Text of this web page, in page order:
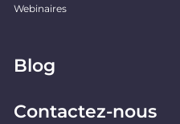
Webinaires
Blog
Contactez-nous